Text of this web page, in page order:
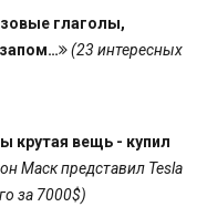
глаголы,
(23 интересных
крутая вещь - купил
Маск представил Tesla
за 7000$)